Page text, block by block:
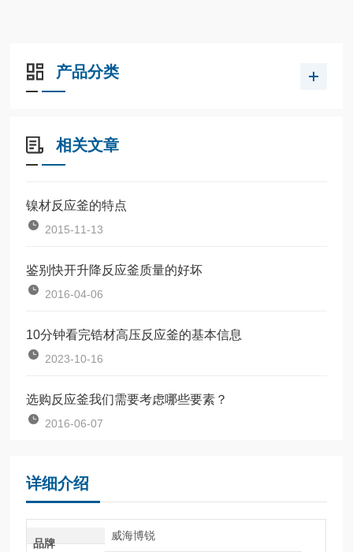
产品分类
相关文章
镍材反应釜的特点
2015-11-13
鉴别快开升降反应釜质量的好坏
2016-04-06
10分钟看完锆材高压反应釜的基本信息
2023-10-16
选购反应釜我们需要考虑哪些要素？
2016-06-07
详细介绍
品牌
威海博锐